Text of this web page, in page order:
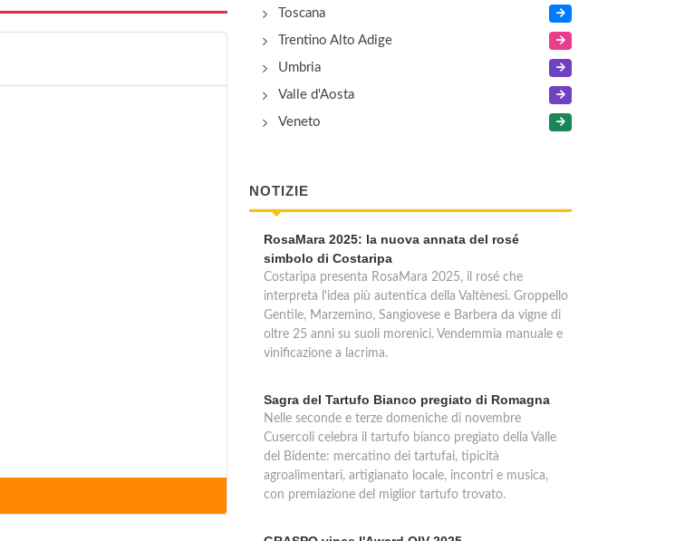
Toscana
Trentino Alto Adige
Umbria
Valle d'Aosta
Veneto
NOTIZIE
RosaMara 2025: la nuova annata del rosé
simbolo di Costaripa
Costaripa presenta RosaMara 2025, il rosé che
interpreta l'idea più autentica della Valtènesi. Groppello
Gentile, Marzemino, Sangiovese e Barbera da vigne di
oltre 25 anni su suoli morenici. Vendemmia manuale e
vinificazione a lacrima.
Sagra del Tartufo Bianco pregiato di Romagna
Nelle seconde e terze domeniche di novembre
Cusercoli celebra il tartufo bianco pregiato della Valle
del Bidente: mercatino dei tartufai, tipicità
agroalimentari, artigianato locale, incontri e musica,
con premiazione del miglior tartufo trovato.